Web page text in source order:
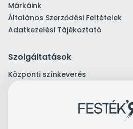
Márkáink
Általános Szerződési Feltételek
Adatkezelési Tájékoztató
Szolgáltatások
Központi színkeverés